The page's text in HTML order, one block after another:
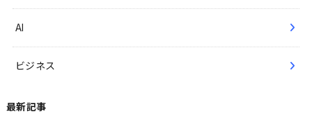
AI
ビジネス
最新記事